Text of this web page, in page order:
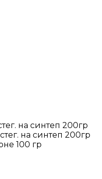
на синтеп 200гр
на синтеп 200гр
100 гр